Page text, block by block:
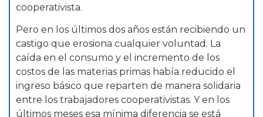
cooperativista.
Pero en los últimos dos años están recibiendo un
castigo que erosiona cualquier voluntad. La
caída en el consumo y el incremento de los
costos de las materias primas había reducido el
ingreso básico que reparten de manera solidaria
entre los trabajadores cooperativistas. Y en los
últimos meses esa mínima diferencia se está